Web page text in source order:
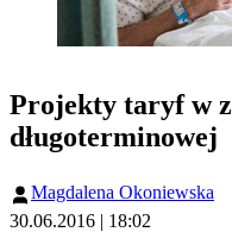
Projekty taryf w
długoterminowej
Magdalena Okoniewska
30.06.2016 | 18:02